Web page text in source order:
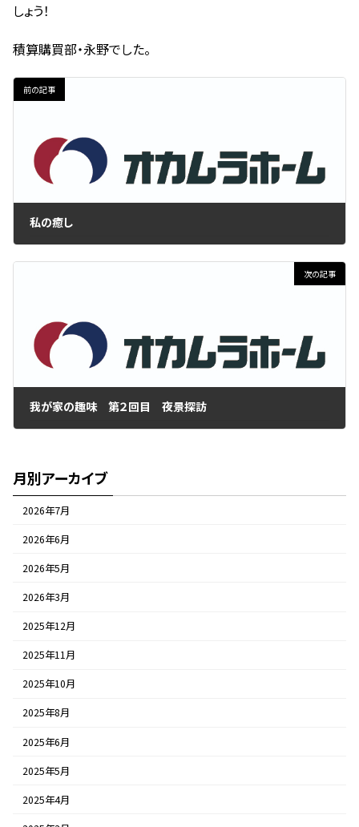
しょう！
積算購買部・永野でした。
前の記事
私の癒し
次の記事
我が家の趣味 第２回目 夜景探訪
月別アーカイブ
2026年7月
2026年6月
2026年5月
2026年3月
2025年12月
2025年11月
2025年10月
2025年8月
2025年6月
2025年5月
2025年4月